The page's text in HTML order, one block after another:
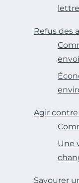
Refus des
Agir
Une
Savourer